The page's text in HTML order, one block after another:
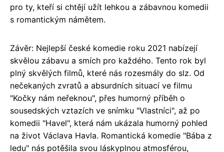
pro ty, kteří si chtějí užít lehkou a zábavnou komedii
s romantickým námětem.
Závěr: Nejlepší české komedie roku 2021 nabízejí
skvělou zábavu a smích pro každého. Tento rok byl
plný skvělých filmů, které nás rozesmály do slz. Od
nečekaných zvratů a absurdních situací ve filmu
"Kočky nám neřeknou", přes humorný příběh o
sousedských vztazích ve snímku "Vlastníci", až po
komedii "Havel", která nám ukázala humorný pohled
na život Václava Havla. Romantická komedie "Bába z
ledu" nás potěšila svou láskyplnou atmosférou,